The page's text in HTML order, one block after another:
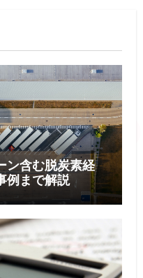
ン含む脱炭素経
例まで解説